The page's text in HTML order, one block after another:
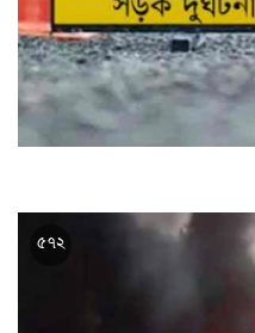
বাস-সিএনজি
১৬
৫৭২